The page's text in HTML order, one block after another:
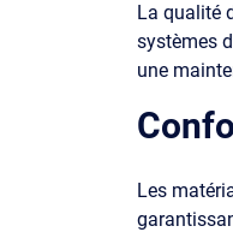
La qualité
systèmes
une
Les